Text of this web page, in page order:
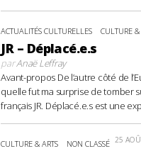
ACTUALITÉS CULTURELLES CULTURE &
JR – Déplacé.e.s
parAnaë Leffray
Avant-propos De l’autre côté de
quelle fut ma surprise de tomber
français JR. Déplacé.e.s est une
CULTURE & ARTS NON CLASSÉ 25